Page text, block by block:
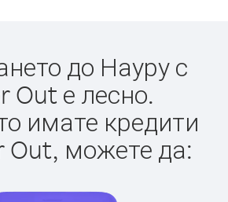
до Науру с
Out е лесно.
имате кредити
Out, можете да: